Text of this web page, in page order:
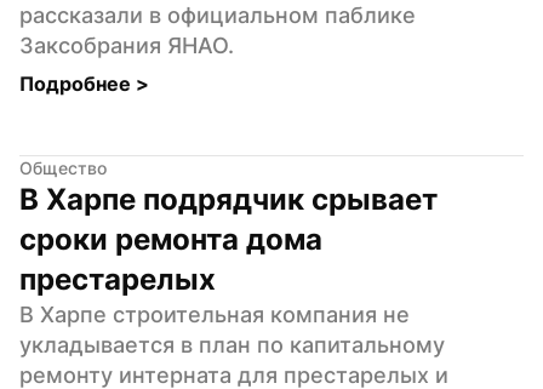
рассказали в официальном паблике
Заксобрания ЯНАО.
Подробнее >
Общество
В Харпе подрядчик срывает
сроки ремонта дома
престарелых
В Харпе строительная компания не
укладывается в план по капитальному
ремонту интерната для престарелых и